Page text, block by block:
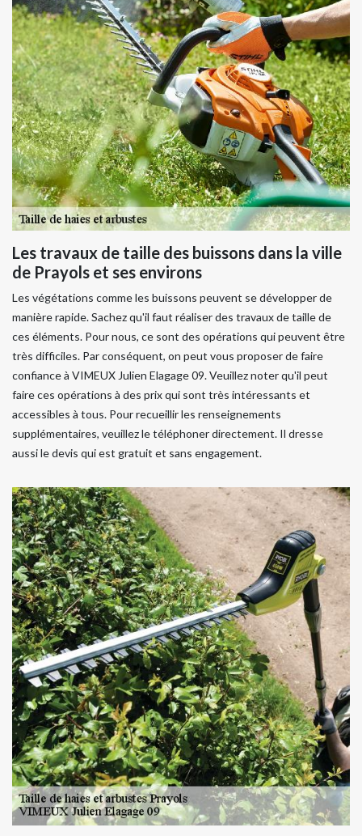
Les travaux de taille des buissons dans la ville
de Prayols et ses environs
Les végétations comme les buissons peuvent se développer de
manière rapide. Sachez qu'il faut réaliser des travaux de taille de
ces éléments. Pour nous, ce sont des opérations qui peuvent être
très difficiles. Par conséquent, on peut vous proposer de faire
confiance à VIMEUX Julien Elagage 09. Veuillez noter qu'il peut
faire ces opérations à des prix qui sont très intéressants et
accessibles à tous. Pour recueillir les renseignements
supplémentaires, veuillez le téléphoner directement. Il dresse
aussi le devis qui est gratuit et sans engagement.